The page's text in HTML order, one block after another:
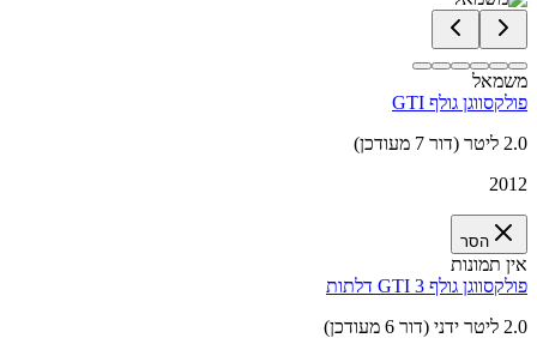
משמאל
פולקסווגן גולף GTI
2.0 ליטר (דור 7 מעודכן)
2012
הסר
אין תמונות
פולקסווגן גולף GTI 3 דלתות
2.0 ליטר ידני (דור 6 מעודכן)